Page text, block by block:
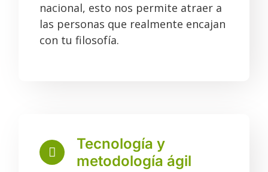
nacional, esto nos permite atraer a
las personas que realmente encajan
con tu filosofía.
Tecnología y
metodología ágil